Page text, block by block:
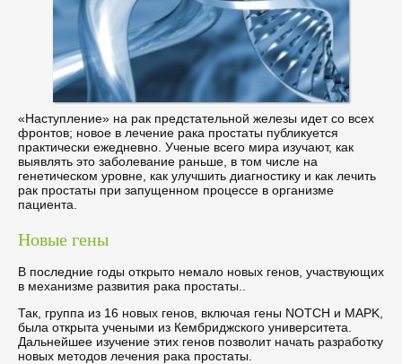
«Наступление» на рак предстательной железы идет со всех
фронтов; новое в лечение рака простаты публикуется
практически ежедневно. Ученые всего мира изучают, как
выявлять это заболевание раньше, в том числе на
генетическом уровне, как улучшить диагностику и как лечить
рак простаты при запущенном процессе в организме
пациента.
Новые гены
В последние годы открыто немало новых генов, участвующих
в механизме развития рака простаты..
Так, группа из 16 новых генов, включая гены NOTCH и MAPK,
была открыта учеными из Кембриджского университета.
Дальнейшее изучение этих генов позволит начать разработку
новых методов лечения рака простаты.